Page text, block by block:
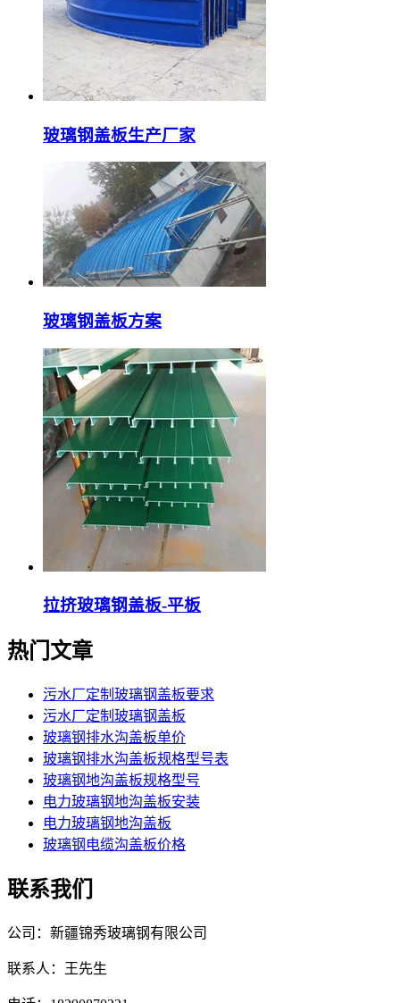
玻璃钢盖板生产厂家
玻璃钢盖板方案
拉挤玻璃钢盖板-平板
热门文章
污水厂定制玻璃钢盖板要求
污水厂定制玻璃钢盖板
玻璃钢排水沟盖板单价
玻璃钢排水沟盖板规格型号表
玻璃钢地沟盖板规格型号
电力玻璃钢地沟盖板安装
电力玻璃钢地沟盖板
玻璃钢电缆沟盖板价格
联系我们
公司：新疆锦秀玻璃钢有限公司
联系人：王先生